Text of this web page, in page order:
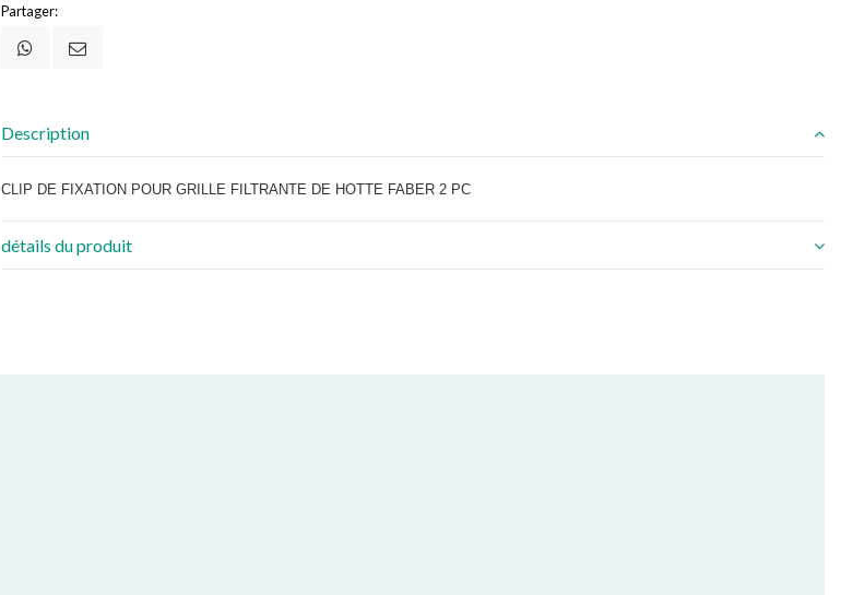
Partager:
Description
CLIP DE FIXATION POUR GRILLE FILTRANTE DE HOTTE FABER 2 PC
détails du produit